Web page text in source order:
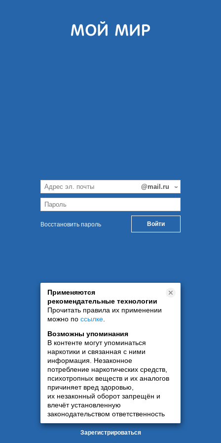
Восстановить пароль
Применяются
рекомендательные технологии
Прочитать правила их применении
можно по ссылке
Возможны упоминания
В контенте могут упоминаться
наркотики и связанная с ними
информация. Незаконное
потребление наркотических средств,
психотропных веществ и их аналогов
причиняет вред здоровью,
их незаконный оборот запрещён и
влечёт установленную
законодательством ответственность
Зарегистрироваться